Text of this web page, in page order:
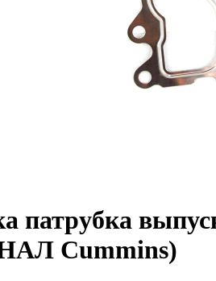
патрубка
Cummins)